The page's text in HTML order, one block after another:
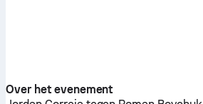
Over het evenement